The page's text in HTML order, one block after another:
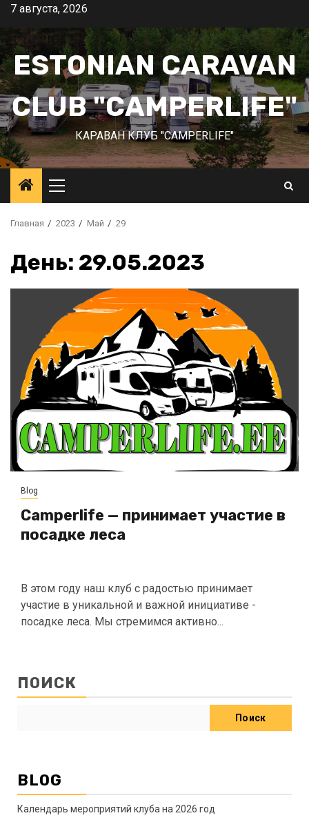
Перейти
содержимому
7 августа, 2026
ESTONIAN CARAVAN
CLUB "CAMPERLIFE"
КАРАВАН КЛУБ "CAMPERLIFE"
Основное
меню
Главная 2023 Май 29
День: 29.05.2023
Blog
Camperlife — принимает участие в
посадке леса
В этом году наш клуб с радостью принимает
участие в уникальной и важной инициативе -
посадке леса. Мы стремимся активно...
ПОИСК
Поиск
BLOG
Календарь мероприятий клуба на 2026 год